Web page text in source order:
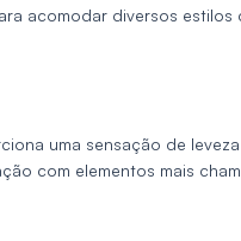
acomodar diversos
uma sensação de
com elementos mais